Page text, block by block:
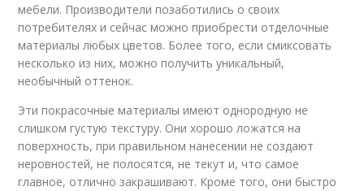
мебели. Производители позаботились о своих
потребителях и сейчас можно приобрести отделочные
материалы любых цветов. Более того, если смиксовать
несколько из них, можно получить уникальный,
необычный оттенок.
Эти покрасочные материалы имеют однородную не
слишком густую текстуру. Они хорошо ложатся на
поверхность, при правильном нанесении не создают
неровностей, не полосятся, не текут и, что самое
главное, отлично закрашивают. Кроме того, они быстро